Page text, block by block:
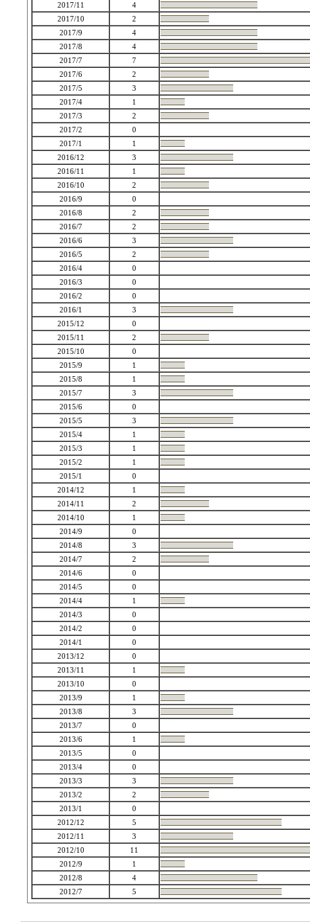
2017/11
4
2017/10
2
2017/9
4
2017/8
4
2017/7
7
2017/6
2
2017/5
3
2017/4
1
2017/3
2
2017/2
0
2017/1
1
2016/12
3
2016/11
1
2016/10
2
2016/9
0
2016/8
2
2016/7
2
2016/6
3
2016/5
2
2016/4
0
2016/3
0
2016/2
0
2016/1
3
2015/12
0
2015/11
2
2015/10
0
2015/9
1
2015/8
1
2015/7
3
2015/6
0
2015/5
3
2015/4
1
2015/3
1
2015/2
1
2015/1
0
2014/12
1
2014/11
2
2014/10
1
2014/9
0
2014/8
3
2014/7
2
2014/6
0
2014/5
0
2014/4
1
2014/3
0
2014/2
0
2014/1
0
2013/12
0
2013/11
1
2013/10
0
2013/9
1
2013/8
3
2013/7
0
2013/6
1
2013/5
0
2013/4
0
2013/3
3
2013/2
2
2013/1
0
2012/12
5
2012/11
3
2012/10
11
2012/9
1
2012/8
4
2012/7
5